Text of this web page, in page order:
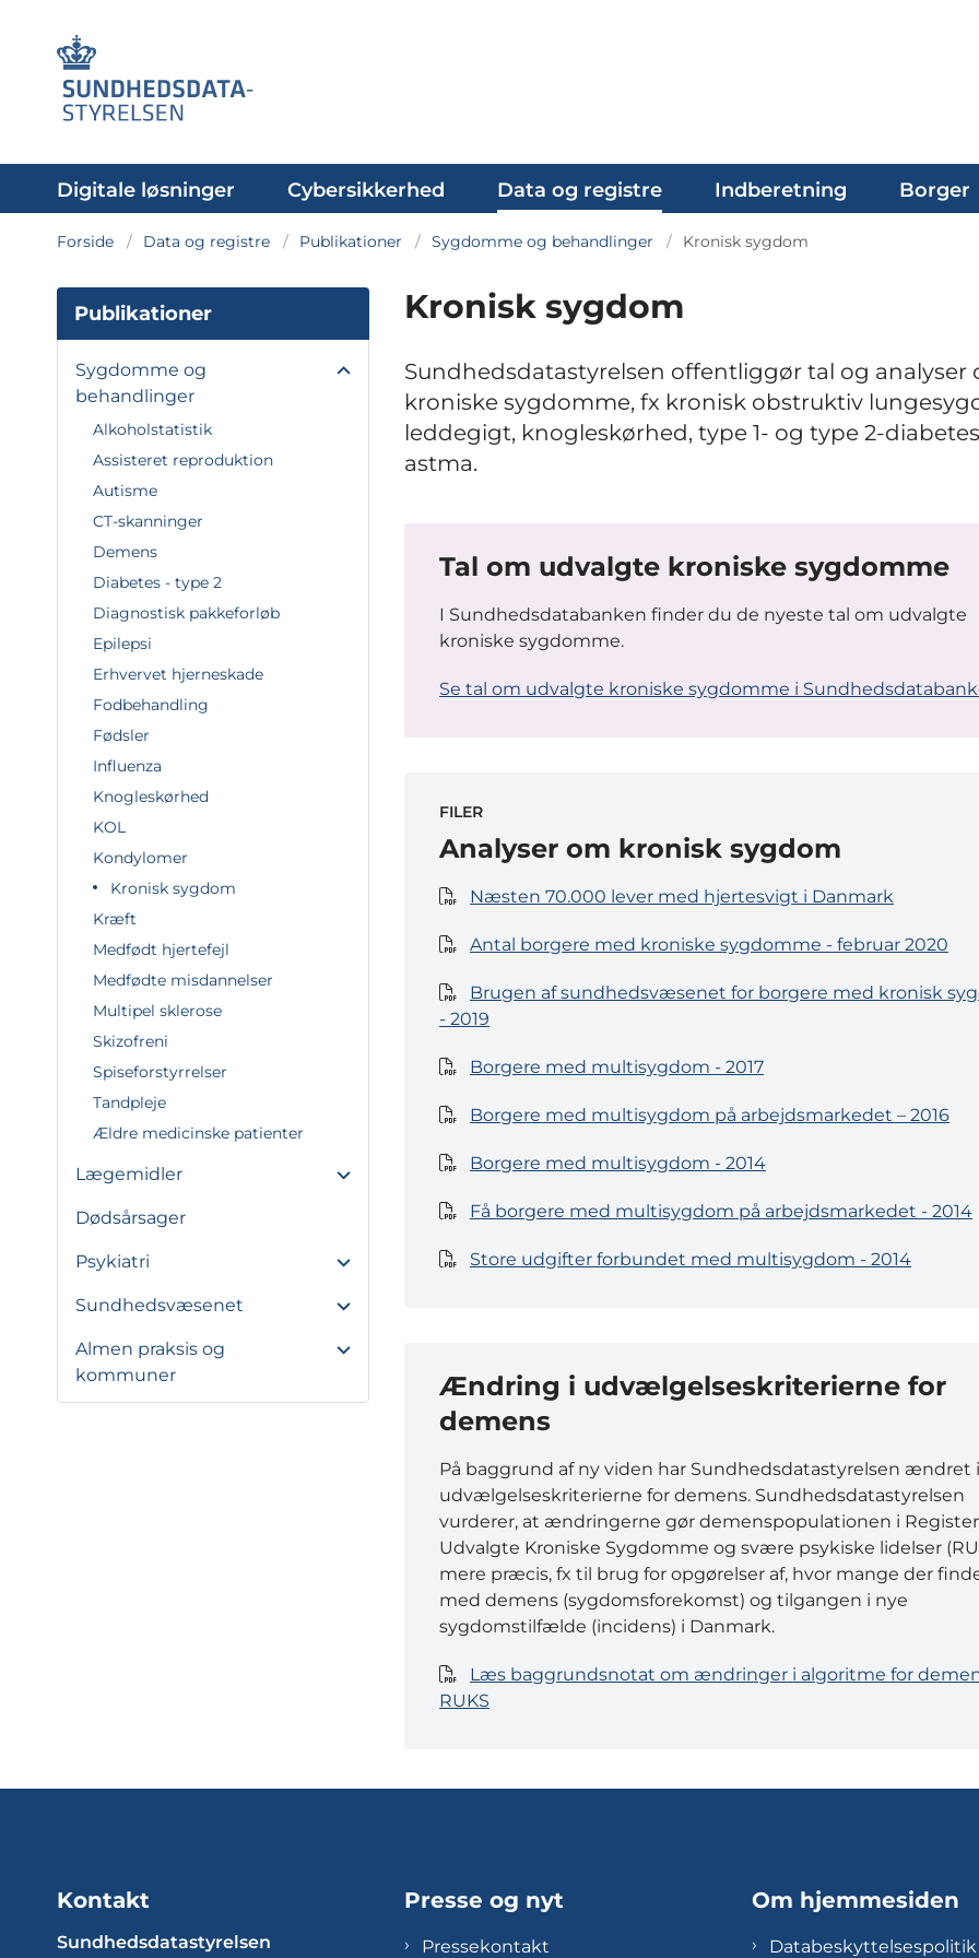
Digitale løsninger Cybersikkerhed Data og registre Indberetning Borger
Forside Data og registre Publikationer Sygdomme og behandlinger Kronisk sygdom
Publikationer
Sygdomme og
behandlinger
Alkoholstatistik
Assisteret reproduktion
Autisme
CT-skanninger
Demens
Diabetes - type 2
Diagnostisk pakkeforløb
Epilepsi
Erhvervet hjerneskade
Fodbehandling
Fødsler
Influenza
Knogleskørhed
KOL
Kondylomer
Kronisk sygdom
Kræft
Medfødt hjertefejl
Medfødte misdannelser
Multipel sklerose
Skizofreni
Spiseforstyrrelser
Tandpleje
Ældre medicinske patienter
Lægemidler
Dødsårsager
Psykiatri
Sundhedsvæsenet
Almen praksis og
kommuner
Kronisk sygdom
Sundhedsdatastyrelsen offentliggør tal og analyser
kroniske sygdomme, fx kronisk obstruktiv
leddegigt, knogleskørhed, type 1- og type 2-
astma.
Tal om udvalgte kroniske sygdomme
I Sundhedsdatabanken finder du de nyeste tal om udvalgte
kroniske sygdomme.
Se tal om udvalgte kroniske sygdomme i
FILER
Analyser om kronisk sygdom
Næsten 70.000 lever med hjertesvigt i Danmark
Antal borgere med kroniske sygdomme - februar 2020
Brugen af sundhedsvæsenet for borgere med kronisk
- 2019
Borgere med multisygdom - 2017
Borgere med multisygdom på arbejdsmarkedet – 2016
Borgere med multisygdom - 2014
Få borgere med multisygdom på arbejdsmarkedet - 2014
Store udgifter forbundet med multisygdom - 2014
Ændring i udvælgelseskriterierne for
demens
På baggrund af ny viden har Sundhedsdatastyrelsen ændret i
udvælgelseskriterierne for demens. Sundhedsdatastyrelsen
vurderer, at ændringerne gør demenspopulationen i
Udvalgte Kroniske Sygdomme og svære psykiske lidelser
mere præcis, fx til brug for opgørelser af, hvor mange der
med demens (sygdomsforekomst) og tilgangen i nye
sygdomstilfælde (incidens) i Danmark.
Læs baggrundsnotat om ændringer i algoritme for
RUKS
Kontakt
Sundhedsdatastyrelsen
Presse og nyt
Pressekontakt
Om hjemmesiden
Databeskyttelsespolitik